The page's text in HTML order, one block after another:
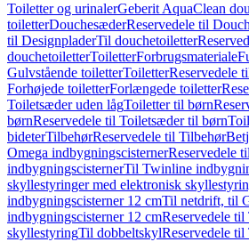
Toiletter og urinalerGeberit AquaClean
toiletterDouchesæderReservedele til
til DesignpladerTil douchetoiletter
douchetoiletterToiletterForbrugsmateriale
Gulvstående toiletterToiletterReservedele
Forhøjede toiletterForlængede toiletter
Toiletsæder uden lågToiletter til børn
børnReservedele til Toiletsæder til børn
bideterTilbehørReservedele til Tilbehør
Omega indbygningscisternerReservedele
indbygningscisternerTil Twinline
skyllestyringer med elektronisk
indbygningscisterner 12 cmTil netdrift, til
indbygningscisterner 12 cmReservedele
skyllestyringTil dobbeltskylReservedele